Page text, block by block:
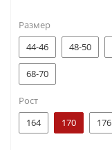
Размер
44-46
48-50
68-70
Рост
164
170 176